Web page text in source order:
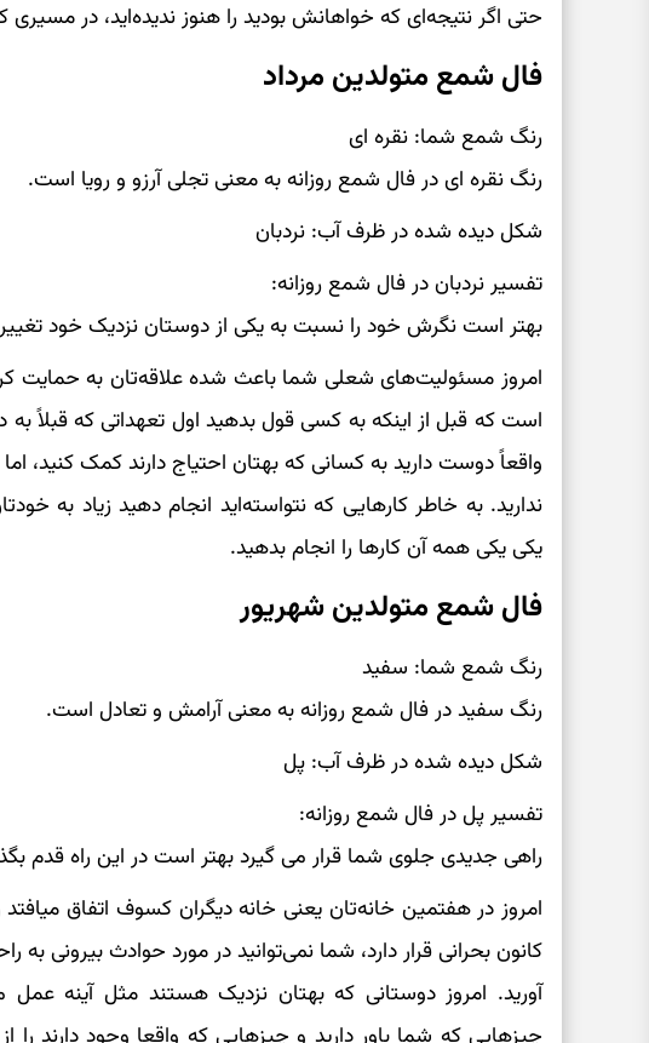
حتی اگر نتیجه‌ای که خواهانش بودید را هنوز ندیده‌اید، در مسیری
فال شمع متولدین مرداد
رنگ شمع شما: نقره ای
رنگ نقره ای در فال شمع روزانه به معنی تجلی آرزو و رویا است.
شکل دیده شده در ظرف آب: نردبان
تفسیر نردبان در فال شمع روزانه:
بهتر است نگرش خود را نسبت به یکی از دوستان نزدیک خود
امروز مسئولیت‌های شعلی شما باعث شده علاقه‌تان به حمایت
است که قبل از اینکه به کسی قول بدهید اول تعهداتی که قبلاً به
واقعاً دوست دارید به کسانی که بهتان احتیاج دارند کمک کنید، اما
ندارید. به خاطر کارهایی که نتواسته‌اید انجام دهید زیاد به
یکی یکی همه آن کارها را انجام بدهید.
فال شمع متولدین شهریور
رنگ شمع شما: سفید
رنگ سفید در فال شمع روزانه به معنی آرامش و تعادل است.
شکل دیده شده در ظرف آب: پل
تفسیر پل در فال شمع روزانه:
راهی جدیدی جلوی شما قرار می گیرد بهتر است در این راه قدم
امروز در هفتمین خانه‌تان یعنی خانه دیگران کسوف اتفاق
کانون بحرانی قرار دارد، شما نمی‌توانید در مورد حوادث بیرونی به
آورید. امروز دوستانی که بهتان نزدیک هستند مثل آینه
چیزهایی که شما باور دارید و چیزهایی که واقعا وجود دارند را